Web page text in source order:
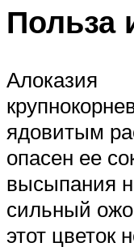
Польза
Алоказия
ядовитым
опасен ее
высыпания
сильный
этот цветок